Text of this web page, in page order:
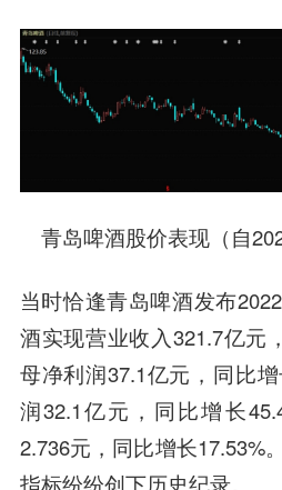
青岛啤酒股价表现（自
当时恰逢青岛啤酒发布
酒实现营业收入321.7亿元
母净利润37.1亿元，同比
润32.1亿元，同比增长
2.736元，同比增长17.53%
指标纷纷创下历史纪录。